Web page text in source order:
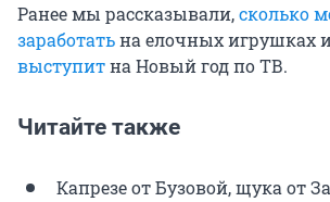
Ранее мы рассказывали,сколько
заработатьна елочных игрушках
выступитна Новый год по ТВ.
Читайте также
Капрезе от Бузовой, щука от